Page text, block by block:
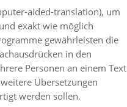
aided-translation), um
exakt wie möglich
gewährleisten die
in den
Personen an einem Text
Übersetzungen
werden sollen.